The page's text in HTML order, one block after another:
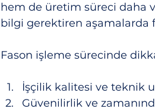
hem de üretim süreci daha
bilgi gerektiren aşamalarda
Fason işleme sürecinde
İşçilik kalitesi ve teknik
Güvenilirlik ve